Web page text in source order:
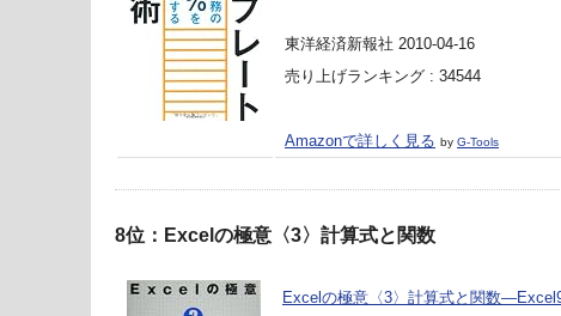
東洋経済新報社 2010-04-16
売り上げランキング : 34544
Amazonで詳しく見る by G-Tools
8位：Excelの極意〈3〉計算式と関数
Excelの極意〈3〉計算式と関数